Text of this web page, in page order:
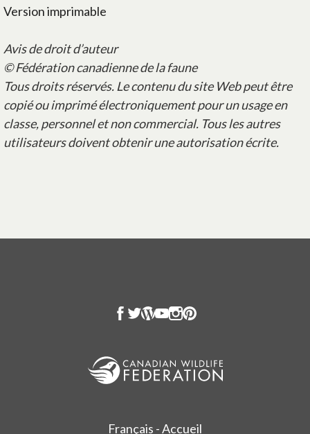
Version imprimable
Avis de droit d’auteur
© Fédération canadienne de la faune
Tous droits réservés. Le contenu du site Web peut être
copié ou imprimé électroniquement pour un usage en
classe, personnel et non commercial. Tous les autres
utilisateurs doivent obtenir une autorisation écrite.
Français - Accueil